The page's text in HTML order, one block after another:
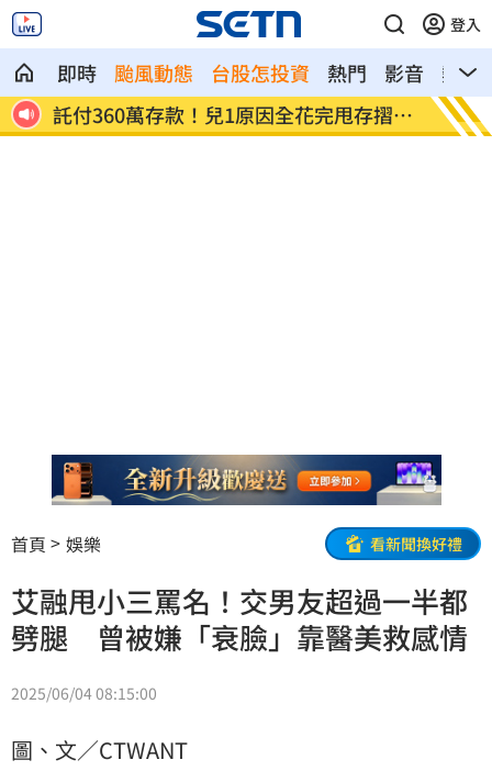
登入
即時 颱風動態 台股怎投資 熱門 影音
熱搜
淑
託付360萬存款！兒1原因全花完甩存摺嗆
母
國一
明
首頁 娛樂 看新聞換好禮
艾融甩小三罵名！交男友超過一半都
劈腿 曾被嫌「衰臉」靠醫美救感情
2025/06/04 08:15:00
圖、文／CTWANT